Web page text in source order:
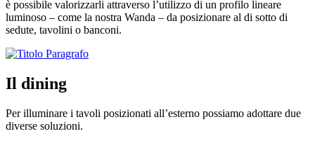
è possibile valorizzarli attraverso l’utilizzo di un profilo lineare
luminoso – come la nostra Wanda – da posizionare al di sotto di
sedute, tavolini o banconi.
Il dining
Per illuminare i tavoli posizionati all’esterno possiamo adottare due
diverse soluzioni.